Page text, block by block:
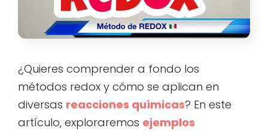
¿Quieres comprender a fondo los
métodos redox y cómo se aplican en
diversas reacciones químicas? En este
artículo, exploraremos ejemplos